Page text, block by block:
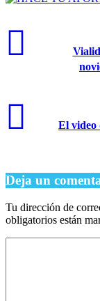
El video
Deja un
Tu dirección de
obligatorios están